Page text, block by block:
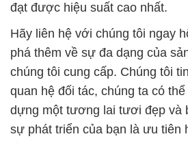
đạt được hiệu suất cao nhất.
Hãy liên hệ với chúng tôi ngay
phá thêm về sự đa dạng của
chúng tôi cung cấp. Chúng tôi
quan hệ đối tác, chúng ta có
dựng một tương lai tươi đẹp và
sự phát triển của bạn là ưu tiên